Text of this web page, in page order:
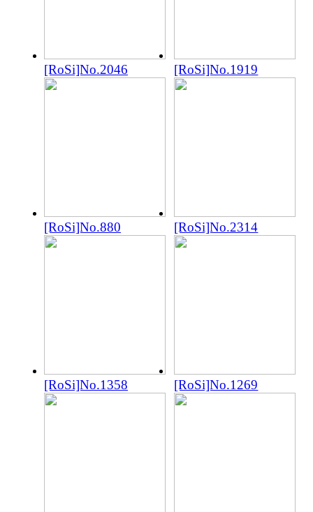
[RoSi]No.2046 [RoSi]No.1919
[RoSi]No.880 [RoSi]No.2314
[RoSi]No.1358 [RoSi]No.1269